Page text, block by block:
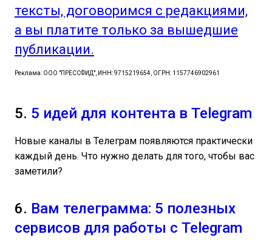
тексты, договоримся с редакциями,
а вы платите только за вышедшие
публикации.
Реклама: ООО "ПРЕССФИД", ИНН: 9715219654, ОГРН: 1157746902961
5. 5 идей для контента в Telegram
Новые каналы в Телеграм появляются практически
каждый день. Что нужно делать для того, чтобы вас
заметили?
6. Вам телеграмма: 5 полезных
сервисов для работы с Telegram